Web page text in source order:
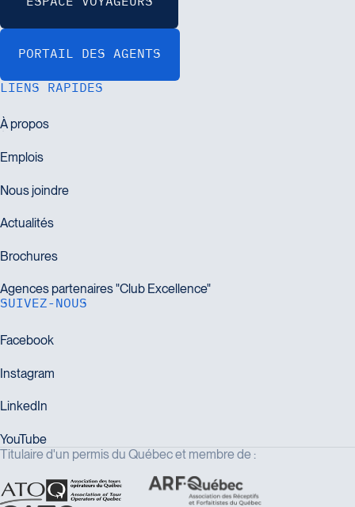
LIENS RAPIDES
SUIVEZ-NOUS
Titulaire d'un permis du Québec et membre de :